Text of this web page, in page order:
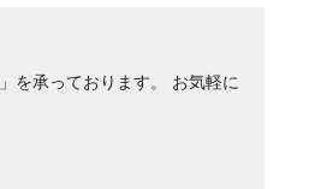
を承っております。 お気軽に